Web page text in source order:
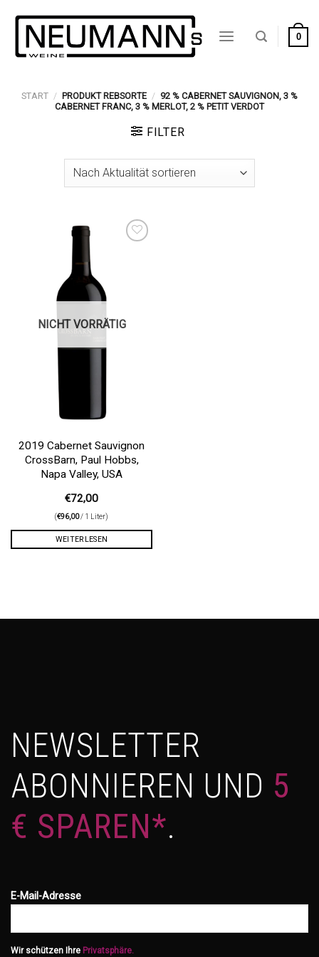
Inhalt
springen
0
START / PRODUKT REBSORTE / 92 % CABERNET SAUVIGNON, 3 %
CABERNET FRANC, 3 % MERLOT, 2 % PETIT VERDOT
FILTER
NICHT VORRÄTIG
2019 Cabernet Sauvignon
CrossBarn, Paul Hobbs,
Napa Valley, USA
€72,00
(€96,00/ 1 Liter)
WEITERLESEN
NEWSLETTER
ABONNIEREN UND 5
€ SPAREN*.
E-Mail-Adresse
Wir schützen Ihre Privatsphäre.